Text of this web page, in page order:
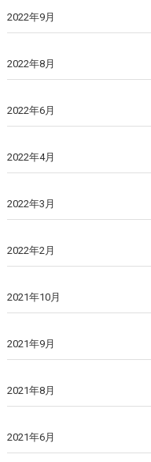
2022年9月
2022年8月
2022年6月
2022年4月
2022年3月
2022年2月
2021年10月
2021年9月
2021年8月
2021年6月